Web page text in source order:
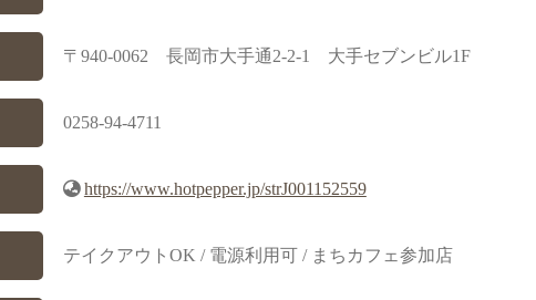
〒940-0062 長岡市大手通2-2-1 大手セブンビル1F
0258-94-4711
https://www.hotpepper.jp/strJ001152559
テイクアウトOK / 電源利用可 / まちカフェ参加店